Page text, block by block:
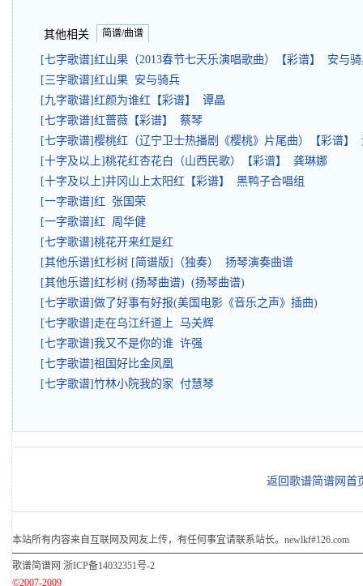
其他相关 简谱/曲谱
[七字歌谱]红山果（2013春节七天乐演唱歌曲）【彩谱】 安与
[三字歌谱]红山果 安与骑兵
[九字歌谱]红颜为谁红【彩谱】 谭晶
[七字歌谱]红蔷薇【彩谱】 蔡琴
[七字歌谱]樱桃红（辽宁卫士热播剧《樱桃》片尾曲）【彩谱】
[十字及以上]桃花红杏花白（山西民歌）【彩谱】 龚琳娜
[十字及以上]井冈山上太阳红【彩谱】 黑鸭子合唱组
[一字歌谱]红 张国荣
[一字歌谱]红 周华健
[七字歌谱]桃花开来红是红
[其他乐谱]红杉树 [简谱版]（独奏） 扬琴演奏曲谱
[其他乐谱]红杉树 (扬琴曲谱) (扬琴曲谱)
[七字歌谱]做了好事有好报(美国电影《音乐之声》插曲)
[七字歌谱]走在乌江纤道上 马关辉
[七字歌谱]我又不是你的谁 许强
[七字歌谱]祖国好比金凤凰
[七字歌谱]竹林小院我的家 付慧琴
返回歌谱简谱网首
本站所有内容来自互联网及网友上传，有任何事宜请联系站长。newlkf#126.com
歌谱简谱网 浙ICP备14032351号-2
©2007-2009